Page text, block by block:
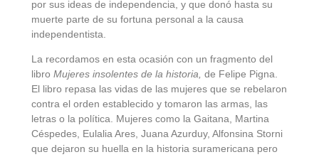
por sus ideas de independencia, y que donó hasta su
muerte parte de su fortuna personal a la causa
independentista.
La recordamos en esta ocasión con un fragmento del
libro Mujeres insolentes de la historia, de Felipe Pigna.
El libro repasa las vidas de las mujeres que se rebelaron
contra el orden establecido y tomaron las armas, las
letras o la política. Mujeres como la Gaitana, Martina
Céspedes, Eulalia Ares, Juana Azurduy, Alfonsina Storni
que dejaron su huella en la historia suramericana pero